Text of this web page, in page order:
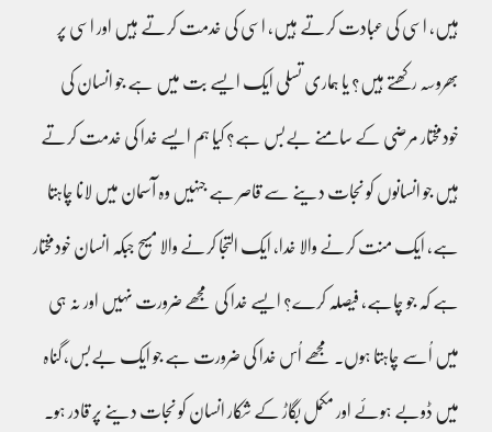
ہیں، اسی کی عبادت کرتے ہیں، اسی کی خدمت کرتے ہیں اور اسی پر
بھروسہ رکھتے ہیں؟ یا ہماری تسلی ایک ایسے بت میں ہے جو انسان کی
خودمختار مرضی کے سامنے بےبس ہے؟ کیا ہم ایسے خدا کی خدمت کرتے
ہیں جو انسانوں کو نجات دینے سے قاصر ہے جنہیں وہ آسمان میں لانا چاہتا
ہے، ایک منت کرنے والا خدا، ایک التجا کرنے والا مسیح جبکہ انسان خودمختار
ہے کہ جو چاہے، فیصلہ کرے؟ ایسے خدا کی مجھے ضرورت نہیں اور نہ ہی
میں اُسے چاہتا ہوں۔ مجھے اُس خدا کی ضرورت ہے جو ایک بےبس، گناہ
میں ڈوبے ہوئے اور مکمل بگاڑ کے شکار انسان کو نجات دینے پر قادر ہو۔